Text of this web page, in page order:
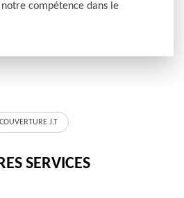
compétence dans le
COUVERTURE J.T
SERVICES